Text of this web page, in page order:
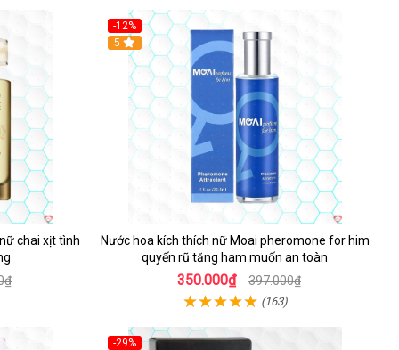
chai xịt tình
-12%
5
Nước hoa kích thích nữ Moai pheromone for him
quyến rũ tăng ham muốn an toàn
350.000₫ 397.000₫
(163)
-29%